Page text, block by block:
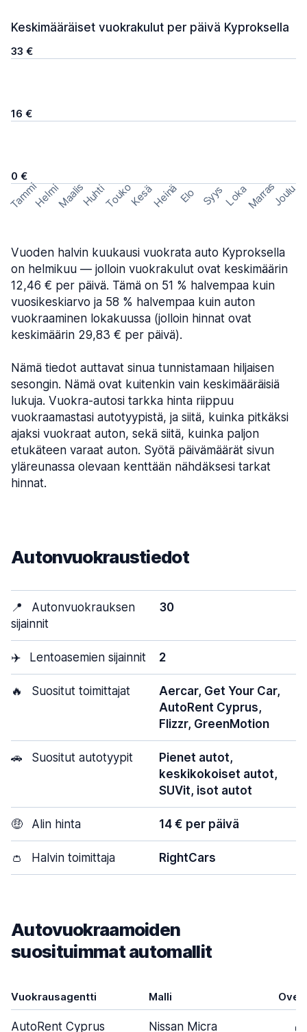
Keskimääräiset vuokrakulut per päivä Kyproksella
33 €
16 €
0 €
TammiHelmiMaalisHuhtiToukoKesäHeinäElo SyysLokaMarrasJoulu
Vuoden halvin kuukausi vuokrata auto Kyproksella
on helmikuu — jolloin vuokrakulut ovat keskimäärin
12,46 € per päivä. Tämä on 51 % halvempaa kuin
vuosikeskiarvo ja 58 % halvempaa kuin auton
vuokraaminen lokakuussa (jolloin hinnat ovat
keskimäärin 29,83 € per päivä).
Nämä tiedot auttavat sinua tunnistamaan hiljaisen
sesongin. Nämä ovat kuitenkin vain keskimääräisiä
lukuja. Vuokra-autosi tarkka hinta riippuu
vuokraamastasi autotyypistä, ja siitä, kuinka pitkäksi
ajaksi vuokraat auton, sekä siitä, kuinka paljon
etukäteen varaat auton. Syötä päivämäärät sivun
yläreunassa olevaan kenttään nähdäksesi tarkat
hinnat.
Autonvuokraustiedot
📍
Autonvuokrauksen
sijainnit
30
✈️ Lentoasemien sijainnit 2
🔥 Suositut toimittajat
Aercar, Get Your Car,
AutoRent Cyprus,
Flizzr, GreenMotion
🚗 Suositut autotyypit
Pienet autot,
keskikokoiset autot,
SUVit, isot autot
🤑 Alin hinta 14 € per päivä
👛 Halvin toimittaja RightCars
Autovuokraamoiden
suosituimmat automallit
Vuokrausagentti Malli Ovet
AutoRent Cyprus Nissan Micra 4